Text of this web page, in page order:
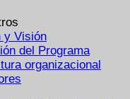
y Visión
del Programa
organizacional